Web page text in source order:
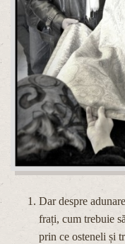
Dar despre
frați, cum trebuie
prin ce osteneli și